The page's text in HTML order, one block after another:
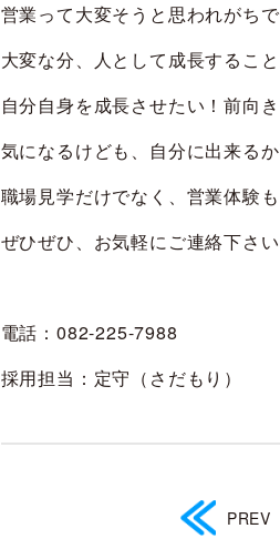
営業って大変そうと思われがちで
大変な分、人として成長するこ
自分自身を成長させたい！前向
気になるけども、自分に出来る
職場見学だけでなく、営業体験も
ぜひぜひ、お気軽にご連絡下さ
電話：082-225-7988
採用担当：定守（さだもり）
PREV